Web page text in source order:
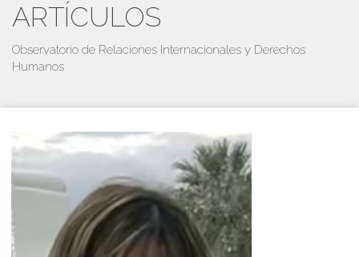
ARTÍCULOS
Observatorio de Relaciones Internacionales y Derechos
Humanos